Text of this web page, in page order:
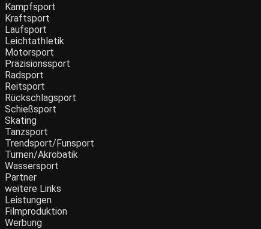
Kampfsport
Kraftsport
Laufsport
Leichtathletik
Motorsport
Präzisionssport
Radsport
Reitsport
Rückschlagsport
Schießsport
Skating
Tanzsport
Trendsport/Funsport
Turnen/Akrobatik
Wassersport
Partner
weitere Links
Leistungen
Filmproduktion
Werbung